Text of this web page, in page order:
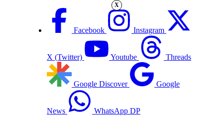
Facebook Instagram
X (Twitter) Youtube Threads
Google Discover Google
News WhatsApp DP
X